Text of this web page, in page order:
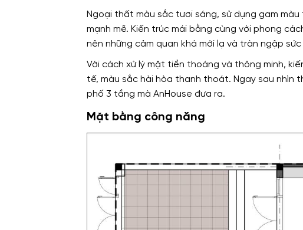
Ngoại thất màu sắc tươi sáng, sử dụng gam
mạnh mẽ. Kiến trúc mái bằng cùng với phong
nên những cảm quan khá mới lạ và tràn ngập
Với cách xử lý mặt tiền thoáng và thông minh,
tế, màu sắc hài hòa thanh thoát. Ngay sau nhìn
phố 3 tầng mà AnHouse đưa ra.
Mặt bằng công năng